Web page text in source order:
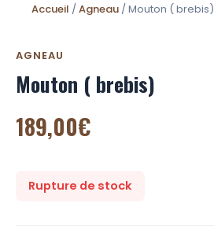
Accueil /Agneau / Mouton ( brebis)
AGNEAU
Mouton ( brebis)
189,00€
Rupture de stock